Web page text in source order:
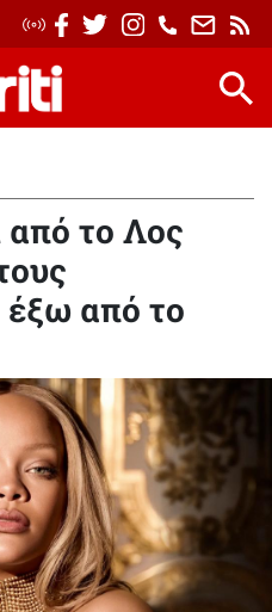
το Λος
έξω από το